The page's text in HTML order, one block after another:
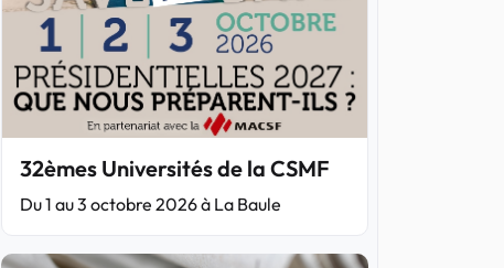
32èmes Universités de la CSMF
Du 1 au 3 octobre 2026 à La Baule